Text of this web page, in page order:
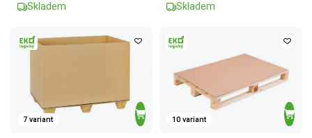
Skladem Skladem
7 variant 10 variant